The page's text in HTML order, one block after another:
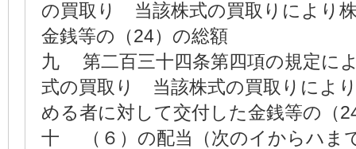
の買取り 当該株式の買取りにより
金銭等の（24）の総額
九 第二百三十四条第四項の規定に
式の買取り 当該株式の買取りによ
める者に対して交付した金銭等の（
十 （６）の配当（次のイからハま